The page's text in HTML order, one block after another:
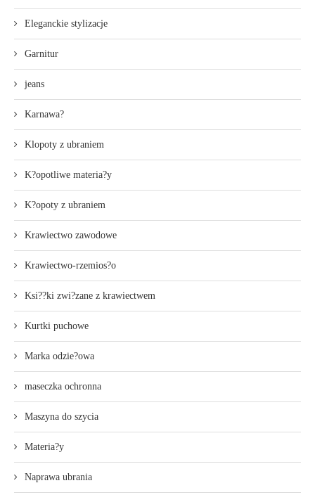
Eleganckie stylizacje
Garnitur
jeans
Karnawa?
Klopoty z ubraniem
K?opotliwe materia?y
K?opoty z ubraniem
Krawiectwo zawodowe
Krawiectwo-rzemios?o
Ksi??ki zwi?zane z krawiectwem
Kurtki puchowe
Marka odzie?owa
maseczka ochronna
Maszyna do szycia
Materia?y
Naprawa ubrania